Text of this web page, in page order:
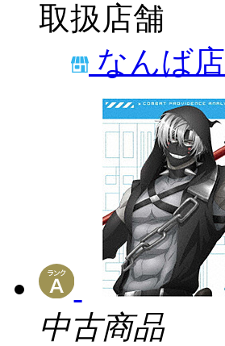
取扱店舗
なんば店
中古商品